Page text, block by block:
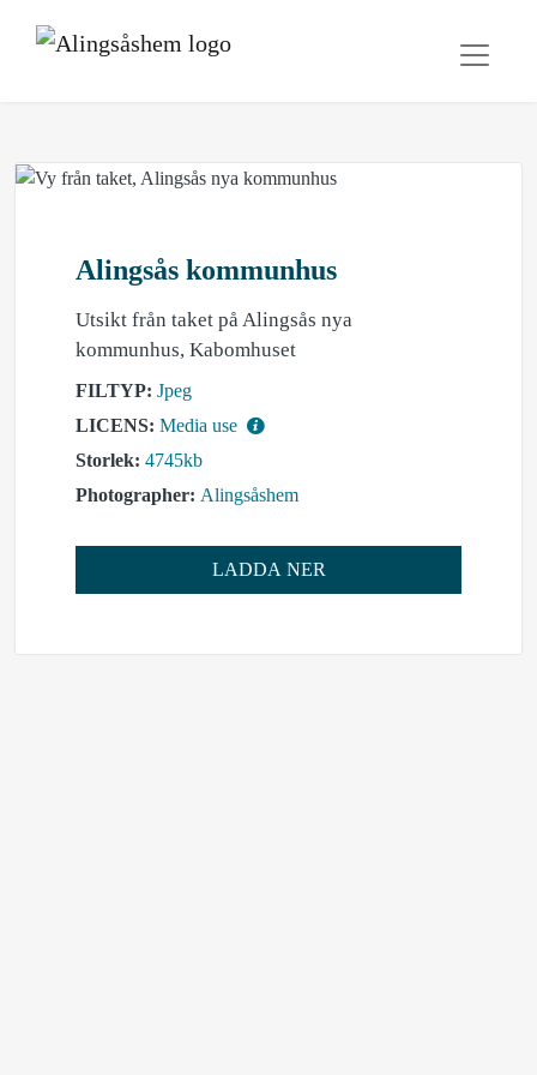
Alingsås kommunhus
Utsikt från taket på Alingsås nya
kommunhus, Kabomhuset
FILTYP: Jpeg
LICENS: Media use
Storlek: 4745kb
Photographer: Alingsåshem
LADDA NER